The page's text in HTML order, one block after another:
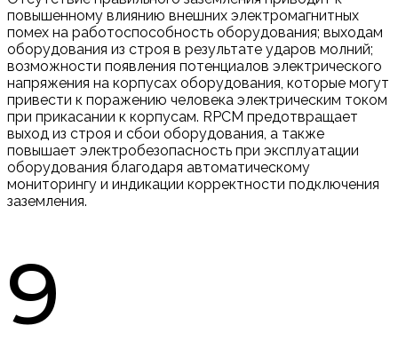
повышенному влиянию внешних электромагнитных
помех на работоспособность оборудования; выходам
оборудования из строя в результате ударов молний;
возможности появления потенциалов электрического
напряжения на корпусах оборудования, которые могут
привести к поражению человека электрическим током
при прикасании к корпусам. RPCM предотвращает
выход из строя и сбои оборудования, а также
повышает электробезопасность при эксплуатации
оборудования благодаря автоматическому
мониторингу и индикации корректности подключения
заземления.
9